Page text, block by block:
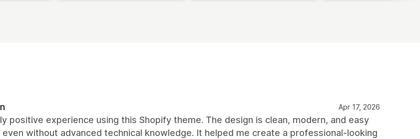
Apr 17, 2026
positive experience using this Shopify theme. The design is clean, modern, and easy
without advanced technical knowledge. It helped me create a professional-looking